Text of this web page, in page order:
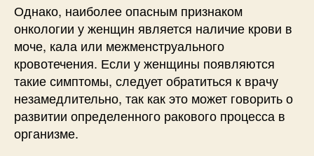
Однако, наиболее опасным признаком
онкологии у женщин является наличие крови в
моче, кала или межменструального
кровотечения. Если у женщины появляются
такие симптомы, следует обратиться к врачу
незамедлительно, так как это может говорить о
развитии определенного ракового процесса в
организме.